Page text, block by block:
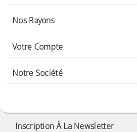
Nos Rayons
Votre Compte
Notre Société
Inscription À La Newsletter